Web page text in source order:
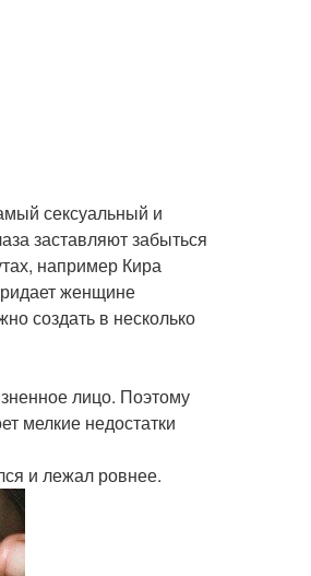
сексуальный и
заставляют забыться
например Кира
женщине
создать в несколько
лицо. Поэтому
мелкие недостатки
и лежал ровнее.